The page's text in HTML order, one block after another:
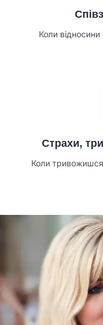
Коли
Страхи,
Коли